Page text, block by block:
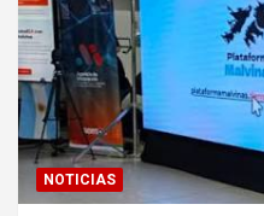
NOTICIAS